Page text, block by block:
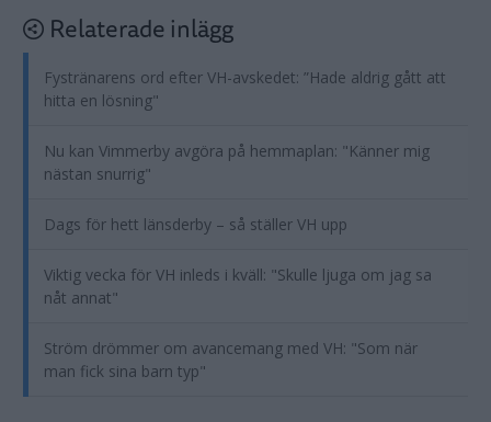
Relaterade inlägg
Fystränarens ord efter VH-avskedet: ”Hade aldrig gått att
hitta en lösning"
Nu kan Vimmerby avgöra på hemmaplan: "Känner mig
nästan snurrig"
Dags för hett länsderby – så ställer VH upp
Viktig vecka för VH inleds i kväll: "Skulle ljuga om jag sa
nåt annat"
Ström drömmer om avancemang med VH: "Som när
man fick sina barn typ"